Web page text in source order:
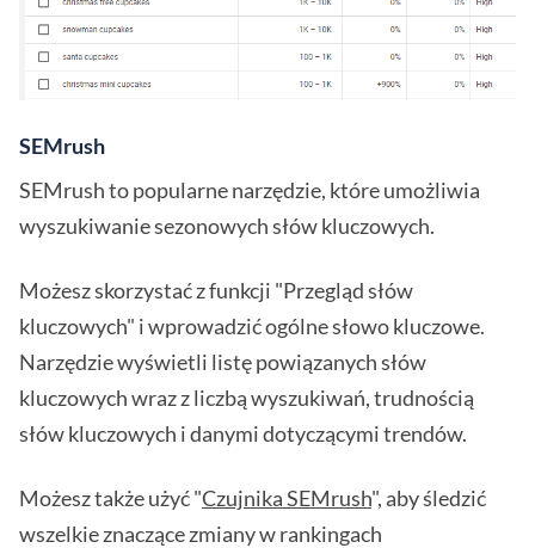
SEMrush
SEMrush to popularne narzędzie, które umożliwia
wyszukiwanie sezonowych słów kluczowych.
Możesz skorzystać z funkcji "Przegląd słów
kluczowych" i wprowadzić ogólne słowo kluczowe.
Narzędzie wyświetli listę powiązanych słów
kluczowych wraz z liczbą wyszukiwań, trudnością
słów kluczowych i danymi dotyczącymi trendów.
Możesz także użyć "Czujnika SEMrush", aby śledzić
wszelkie znaczące zmiany w rankingach